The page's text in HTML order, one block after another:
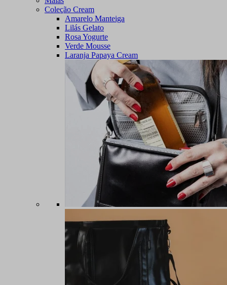
Coleção Cream
Amarelo Manteiga
Lilás Gelato
Rosa Yogurte
Verde Mousse
Laranja Papaya Cream